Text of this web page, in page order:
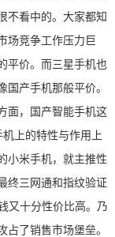
不看中的。大家都知
场竞争工作压力巨
平价。而三星手机也
产手机那般平价。
面，国产智能手机这
上的特性与作用上
小米手机，就主推性
终三网通和指纹验证
又十分性价比高。乃
了销售市场堡垒。